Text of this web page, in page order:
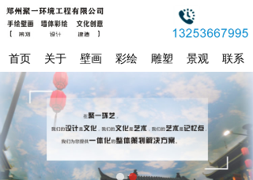
首页 关于 壁画 彩绘 雕塑 景观 联系